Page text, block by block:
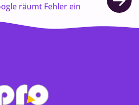
räumt Fehler ein